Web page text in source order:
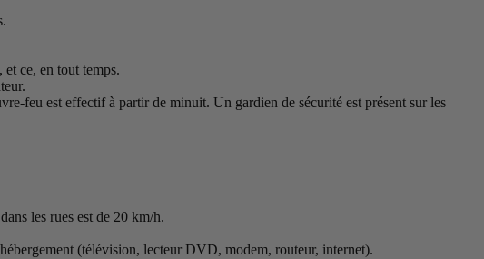
et ce, en tout temps.
feu est effectif à partir de minuit. Un gardien de sécurité est présent sur les
les rues est de 20 km/h.
(télévision, lecteur DVD, modem, routeur, internet).